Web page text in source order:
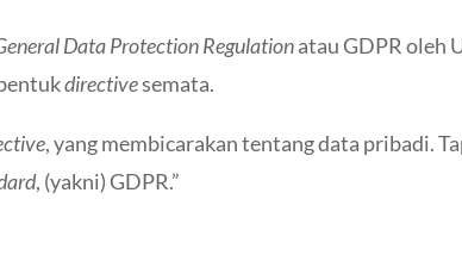
Data Protection Regulationatau GDPR oleh
directivesemata.
, yang membicarakan tentang data pribadi.
, (yakni) GDPR.”